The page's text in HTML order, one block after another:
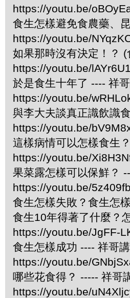
https://youtu.be/
食生怎樣避免食農藥、
https://youtu.be/
如果那時沒有決定！？
https://youtu.be/
於是食生十年了 ---- 祥
https://youtu.be/
與李大夫談真正識飲識
https://youtu.be/
這樣病情可以怎樣食生
https://youtu.be/
果菜露怎樣可以保鮮？
https://youtu.be/
食生怎樣失敗？食生怎
食生10年得著了什麼？
https://youtu.be/JgFF-
食生怎樣成功 ---- 祥哥
https://youtu.be/
哪些花食得？ ----- 祥哥
https://youtu.be/